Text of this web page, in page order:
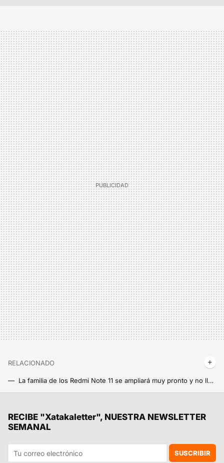
RELACIONADO
La familia de los Redmi Note 11 se ampliará muy pronto y no llegará con buenas noticias: un chip de 2019 en un móvil de 2023
RECIBE "Xatakaletter", NUESTRA NEWSLETTER
SEMANAL
SUSCRIBIR